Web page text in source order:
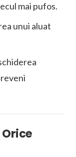
mai pufos.
unui aluat